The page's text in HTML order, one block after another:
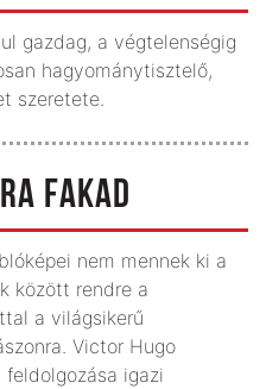
gazdag, a végtelenségig
hagyománytisztelő,
szeretete.
FAKAD
nem mennek ki a
között rendre a
a világsikerű
Victor Hugo
igazi